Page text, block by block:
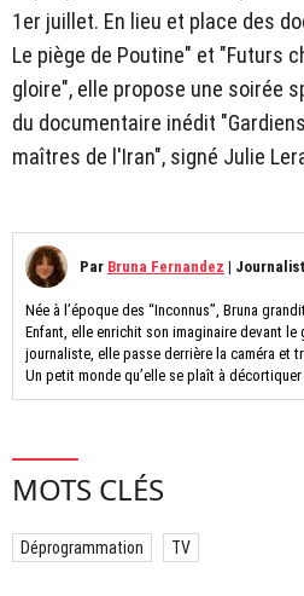
1er juillet. En lieu et place des
Le piège de Poutine" et "Futurs
gloire", elle propose une soirée
du documentaire inédit
maîtres de l'Iran", signé Julie
Par Bruna Fernandez |
Née à l’époque des “Inconnus”, Bruna
Enfant, elle enrichit son imaginaire devant le
journaliste, elle passe derrière la caméra et
Un petit monde qu’elle se plaît à décortiquer
MOTS CLÉS
Déprogrammation TV